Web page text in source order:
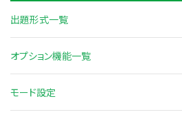
出題形式一覧
オプション機能一覧
モード設定